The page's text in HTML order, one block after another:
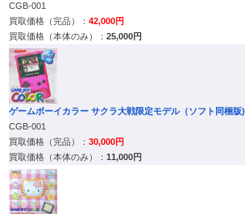
CGB-001
42,000円
25,000円
ゲームボーイカラー サクラ大戦限定モデル（ソフト同梱版)
CGB-001
30,000円
11,000円